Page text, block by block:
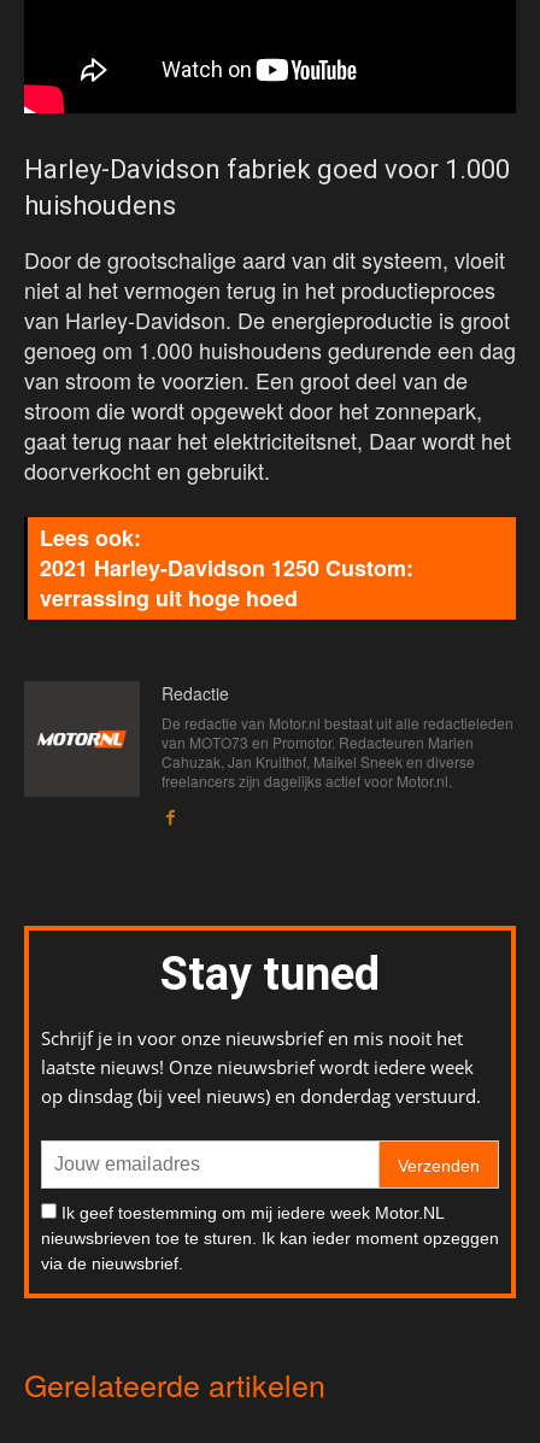
Harley-Davidson fabriek goed voor 1.000
huishoudens
Door de grootschalige aard van dit systeem, vloeit
niet al het vermogen terug in het productieproces
van Harley-Davidson. De energieproductie is groot
genoeg om 1.000 huishoudens gedurende een dag
van stroom te voorzien. Een groot deel van de
stroom die wordt opgewekt door het zonnepark,
gaat terug naar het elektriciteitsnet, Daar wordt het
doorverkocht en gebruikt.
2021 Harley-Davidson 1250 Custom:
verrassing uit hoge hoed
Redactie
De redactie van Motor.nl bestaat uit alle redactieleden
van MOTO73 en Promotor. Redacteuren Marien
Cahuzak, Jan Kruithof, Maikel Sneek en diverse
freelancers zijn dagelijks actief voor Motor.nl.
Stay tuned
Schrijf je in voor onze nieuwsbrief en mis nooit het
laatste nieuws! Onze nieuwsbrief wordt iedere week
op dinsdag (bij veel nieuws) en donderdag verstuurd.
Verzenden
Ik geef toestemming om mij iedere week Motor.NL
nieuwsbrieven toe te sturen. Ik kan ieder moment opzeggen
via de nieuwsbrief.
Gerelateerde artikelen